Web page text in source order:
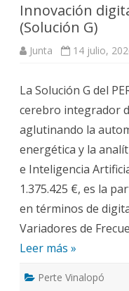
Innovación
(Solución G)
Junta 14 julio,
La Solución G del
cerebro integrador
aglutinando la
energética y la
e Inteligencia
1.375.425 €, es la
en términos de
Variadores de
Leer más »
Perte Vinalopó